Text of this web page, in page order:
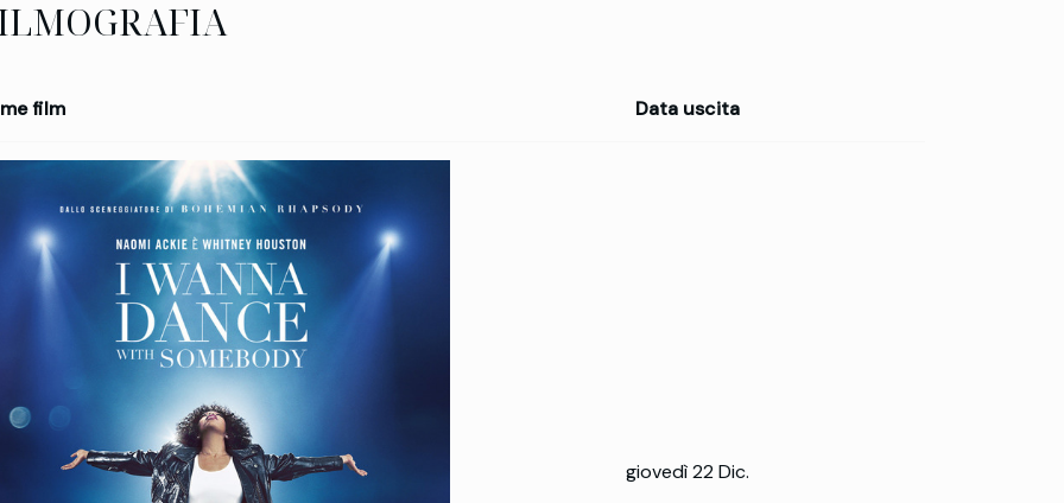
film Data uscita
giovedì 22 Dic.